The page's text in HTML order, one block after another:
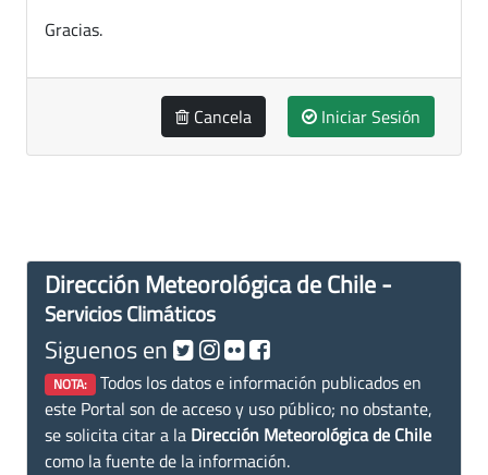
Gracias.
Cancela Iniciar Sesión
Dirección Meteorológica de Chile -
Servicios Climáticos
Siguenos en
NOTA: Todos los datos e información publicados en
este Portal son de acceso y uso público; no obstante,
se solicita citar a la Dirección Meteorológica de Chile
como la fuente de la información.